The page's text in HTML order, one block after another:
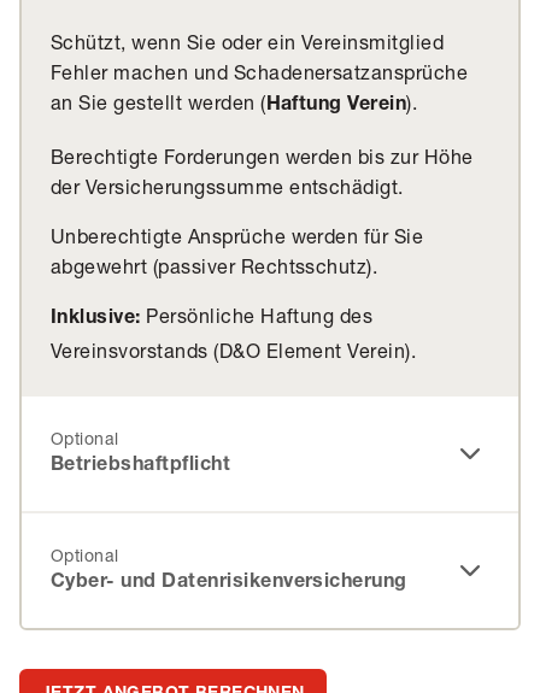
Schützt, wenn Sie oder ein Vereinsmitglied
Fehler machen und Schadenersatzansprüche
an Sie gestellt werden (Haftung Verein).
Berechtigte Forderungen werden bis zur Höhe
der Versicherungssumme entschädigt.
Unberechtigte Ansprüche werden für Sie
abgewehrt (passiver Rechtsschutz).
Inklusive: Persönliche Haftung des
Vereinsvorstands (D&O Element Verein).
Optional
Betriebshaftpflicht
Optional
Cyber- und Datenrisikenversicherung